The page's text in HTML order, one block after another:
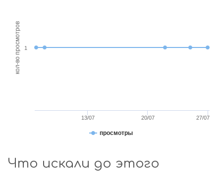
кол-во просмотров
просмотры
13/07 20/07 27/07
1
Что искали до этого